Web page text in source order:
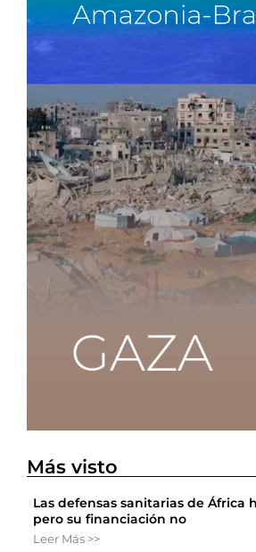
Más visto
Las defensas sanitarias de África
pero su financiación no
Leer Más >>